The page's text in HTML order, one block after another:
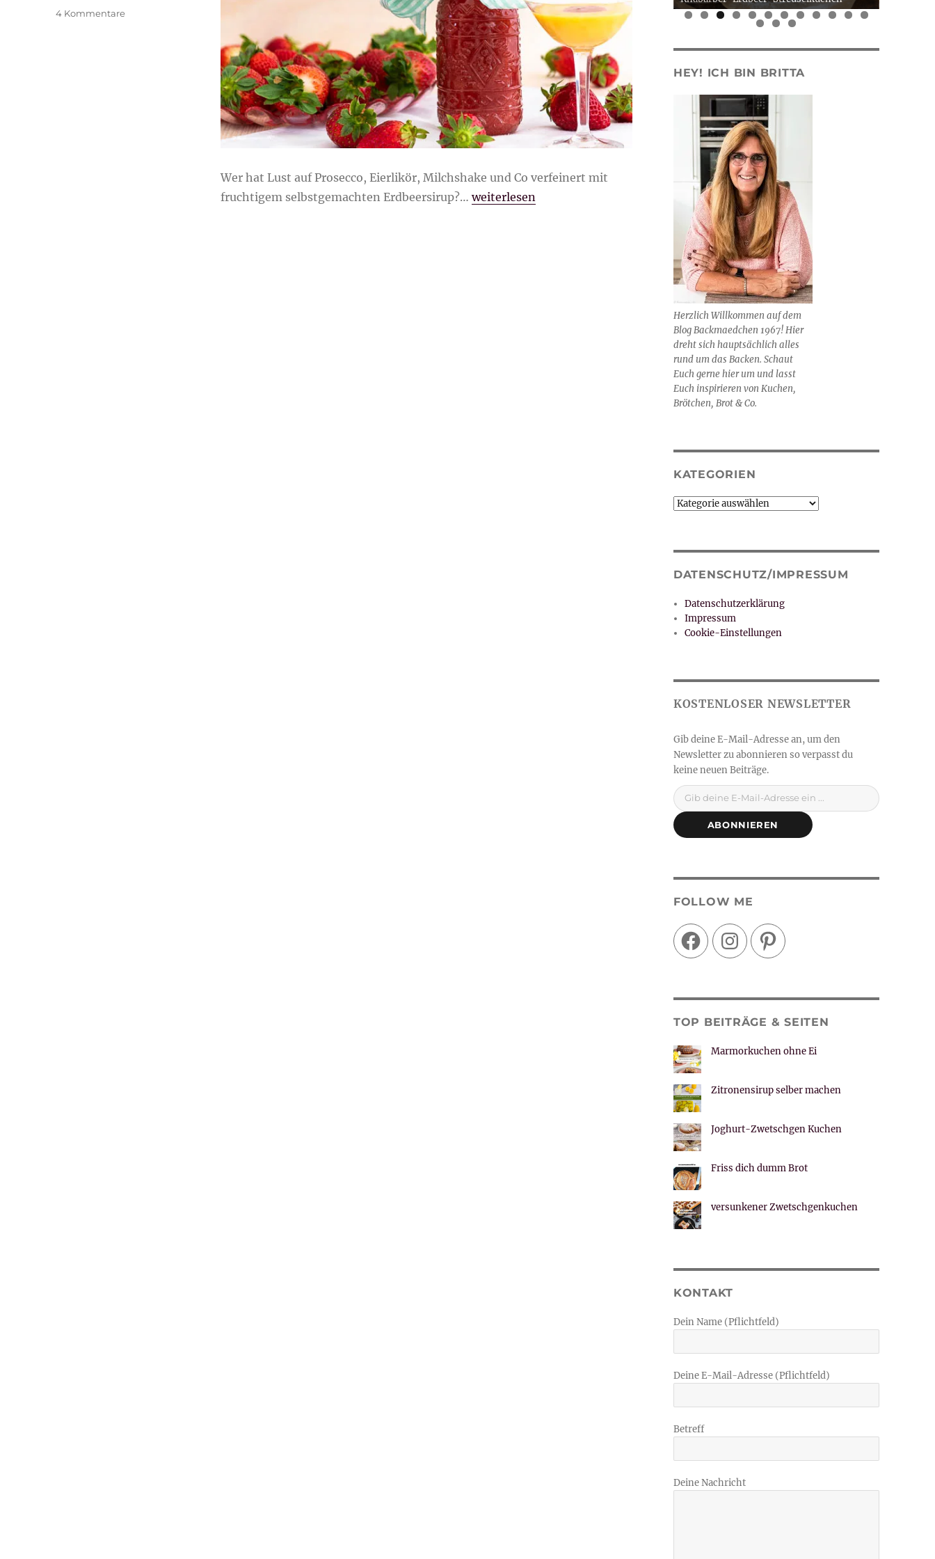
Wer hat Lust auf Prosecco, Eierlikör, Milchshake und Co verfeinert mit
fruchtigem selbstgemachten Erdbeersirup?…„fruchtiger Erdbeersirup“
weiterlesen
4 Kommentarezu
0
1 2
3 4 5
HEY! ICH BIN BRITTA
Herzlich Willkommen auf dem
Blog Backmaedchen 1967! Hier
dreht sich hauptsächlich alles
rund um das Backen. Schaut
Euch gerne hier um und lasst
Euch inspirieren von Kuchen,
Brötchen, Brot & Co.
KATEGORIEN
Kategorien
DATENSCHUTZ/IMPRESSUM
Datenschutzerklärung
Impressum
Cookie-Einstellungen
Gib deine E-Mail-Adresse ein ...
ABONNIEREN
FOLLOW ME
FacebookInstagramPinterest
TOP BEITRÄGE & SEITEN
Marmorkuchen ohne Ei
Zitronensirup selber machen
Joghurt-Zwetschgen Kuchen
Friss dich dumm Brot
versunkener Zwetschgenkuchen
KONTAKT
Dein Name (Pflichtfeld)
Deine E-Mail-Adresse (Pflichtfeld)
Betreff
Deine Nachricht